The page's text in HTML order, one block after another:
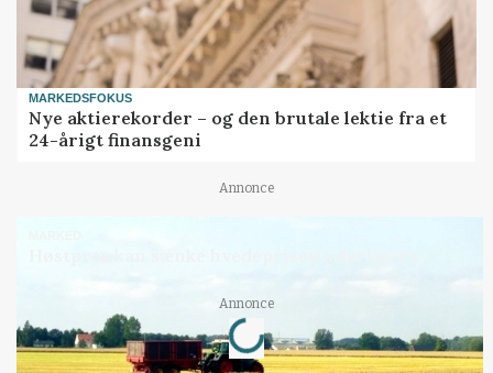
MARKEDSFOKUS
Nye aktierekorder – og den brutale lektie fra et
24-årigt finansgeni
Annonce
Annonce
Loading...